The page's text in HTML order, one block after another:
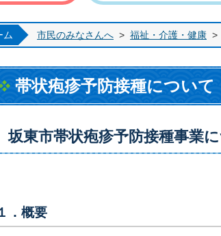
ム 市民のみなさんへ > 福祉・介護・健康 >
帯状疱疹予防接種について
坂東市帯状疱疹予防接種事業
．概要